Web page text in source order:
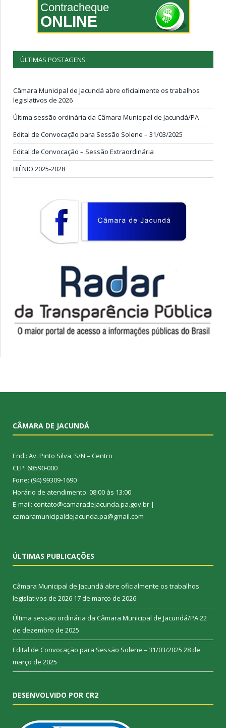
Contracheque
ONLINE
ÚLTIMAS POSTAGENS
Câmara Municipal de Jacundá abre oficialmente os trabalhos
legislativos de 2026
Última sessão ordinária da Câmara Municipal de Jacundá/PA
Edital de Convocação para Sessão Solene – 31/03/2025
Edital de Convocação – Sessão Extraordinária
BIÊNIO 2025-2028
CÂMARA DE JACUNDÁ
End.: Av. Pinto Silva, S/N – Centro
CEP: 68590-000
Fone: (94) 99309-1690
Horário de atendimento: 08:00 às 13:00
E-mail: contato@camaradejacunda.pa.gov.br |
camaramunicipaldejacunda.pa@gmail.com
ÚLTIMAS PUBLICAÇÕES
Câmara Municipal de Jacundá abre oficialmente os trabalhos
legislativos de 2026 17 de março de 2026
Última sessão ordinária da Câmara Municipal de Jacundá/PA22
de dezembro de 2025
Edital de Convocação para Sessão Solene – 31/03/2025 28 de
março de 2025
DESENVOLVIDO POR CR2